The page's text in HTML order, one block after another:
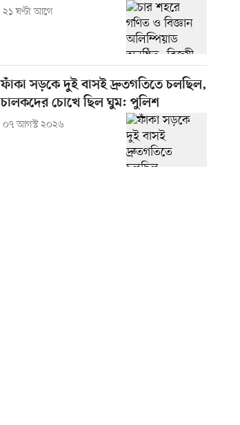
২১ ঘণ্টা আগে
ফাঁকা সড়কে দুই বাসই দ্রুতগতিতে চলছিল,
চালকদের চোখে ছিল ঘুম: পুলিশ
০৭ আগস্ট ২০২৬